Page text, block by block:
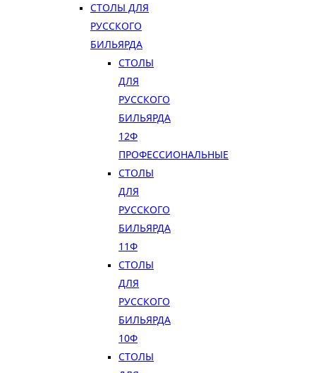
СТОЛЫ ДЛЯ
РУССКОГО
БИЛЬЯРДА
СТОЛЫ
ДЛЯ
РУССКОГО
БИЛЬЯРДА
12Ф
ПРОФЕССИОНАЛЬНЫЕ
СТОЛЫ
ДЛЯ
РУССКОГО
БИЛЬЯРДА
11Ф
СТОЛЫ
ДЛЯ
РУССКОГО
БИЛЬЯРДА
10Ф
СТОЛЫ